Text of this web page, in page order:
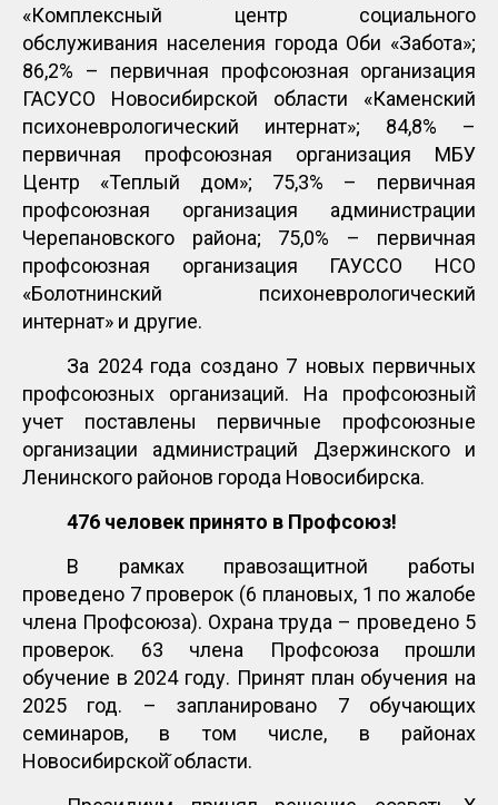
«Комплексный центр социального
обслуживания населения города Оби «Забота»;
86,2% – первичная профсоюзная организация
ГАСУСО Новосибирской области «Каменский
психоневрологический интернат»; 84,8% –
первичная профсоюзная организация МБУ
Центр «Теплый дом»; 75,3% – первичная
профсоюзная организация администрации
Черепановского района; 75,0% – первичная
профсоюзная организация ГАУССО НСО
«Болотнинский психоневрологический
интернат» и другие.
За 2024 года создано 7 новых первичных
профсоюзных организаций. На профсоюзный̆
учет поставлены первичные профсоюзные
организации администраций Дзержинского и
Ленинского районов города Новосибирска.
476 человек принято в Профсоюз!
В рамках правозащитной работы
проведено 7 проверок (6 плановых, 1 по жалобе
члена Профсоюза). Охрана труда – проведено 5
проверок. 63 члена Профсоюза прошли
обучение в 2024 году. Принят план обучения на
2025 год. – запланировано 7 обучающих
семинаров, в том числе, в районах
Новосибирской̆ области.